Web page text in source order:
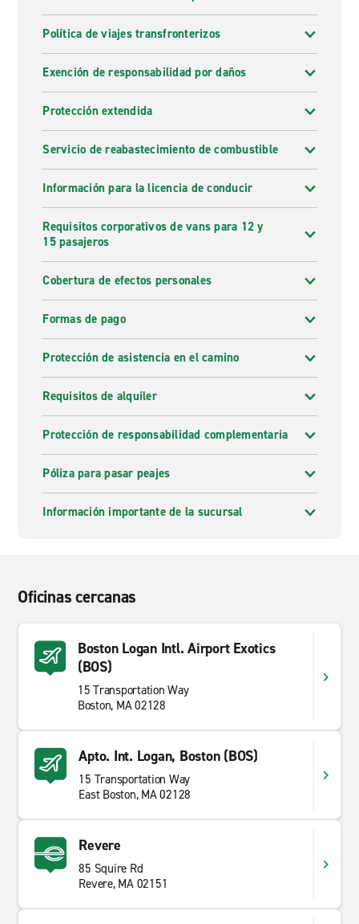
Política de viajes transfronterizos
Exención de responsabilidad por daños
Protección extendida
Servicio de reabastecimiento de combustible
Información para la licencia de conducir
Requisitos corporativos de vans para 12 y
15 pasajeros
Cobertura de efectos personales
Formas de pago
Protección de asistencia en el camino
Requisitos de alquiler
Protección de responsabilidad complementaria
Póliza para pasar peajes
Información importante de la sucursal
Oficinas cercanas
Boston Logan Intl. Airport Exotics
(BOS)
15 Transportation Way
Boston, MA 02128
Apto. Int. Logan, Boston (BOS)
15 Transportation Way
East Boston, MA 02128
Revere
85 Squire Rd
Revere, MA 02151